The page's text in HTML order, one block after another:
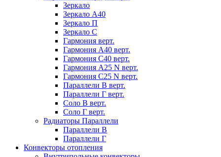
Зеркало
Зеркало А40
Зеркало П
Зеркало С
Гармония верт.
Гармония А40 верт.
Гармония С40 верт.
Гармония А25 N верт.
Гармония С25 N верт.
Параллели В верт.
Параллели Г верт.
Соло В верт.
Соло Г верт.
Радиаторы Параллели
Параллели В
Параллели Г
Конвекторы отопления